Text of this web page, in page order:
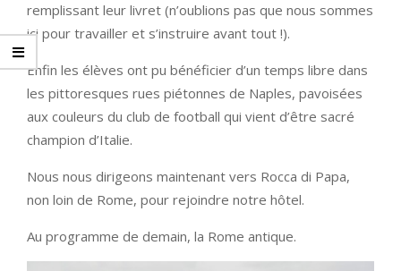
remplissant leur livret (n’oublions pas que nous sommes
ici pour travailler et s’instruire avant tout !).
Enfin les élèves ont pu bénéficier d’un temps libre dans
les pittoresques rues piétonnes de Naples, pavoisées
aux couleurs du club de football qui vient d’être sacré
champion d’Italie.
Nous nous dirigeons maintenant vers Rocca di Papa,
non loin de Rome, pour rejoindre notre hôtel.
Au programme de demain, la Rome antique.